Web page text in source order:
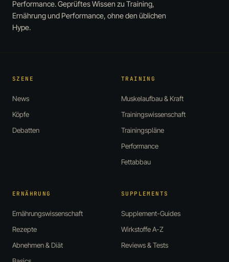
Performance. Geprüftes Wissen zu Training,
Ernährung und Performance, ohne den üblichen
Hype.
SZENE
News
Köpfe
Debatten
TRAINING
Muskelaufbau & Kraft
Trainingswissenschaft
Trainingspläne
Performance
Fettabbau
ERNÄHRUNG
Ernährungswissenschaft
Rezepte
Abnehmen & Diät
SUPPLEMENTS
Supplement-Guides
Wirkstoffe A-Z
Reviews & Tests